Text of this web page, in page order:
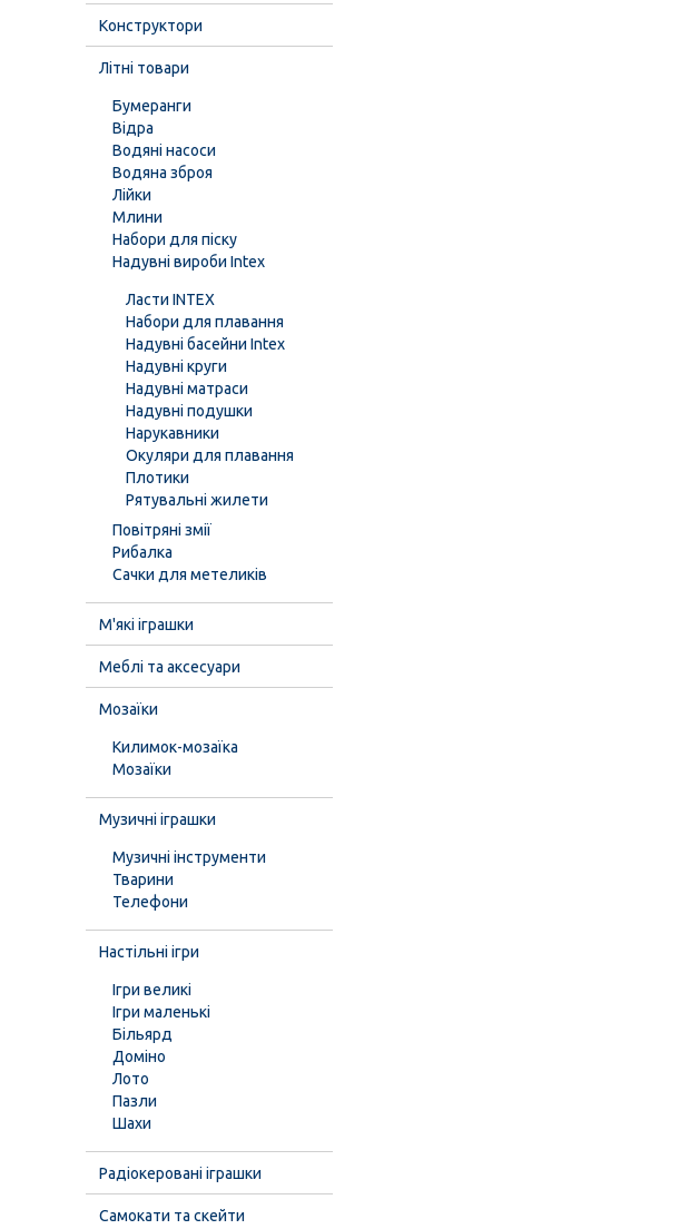
Конструктори
Літні товари
Бумеранги
Відра
Водяні насоси
Водяна зброя
Лійки
Млини
Набори для піску
Надувні вироби Intex
Ласти INTEX
Набори для плавання
Надувні басейни Intex
Надувні круги
Надувні матраси
Надувні подушки
Нарукавники
Окуляри для плавання
Плотики
Рятувальні жилети
Повітряні змії
Рибалка
Сачки для метеликів
М'які іграшки
Меблі та аксесуари
Мозаїки
Килимок-мозаїка
Мозаїки
Музичні іграшки
Музичні інструменти
Тварини
Телефони
Настільні ігри
Ігри великі
Ігри маленькі
Більярд
Доміно
Лото
Пазли
Шахи
Радіокеровані іграшки
Самокати та скейти